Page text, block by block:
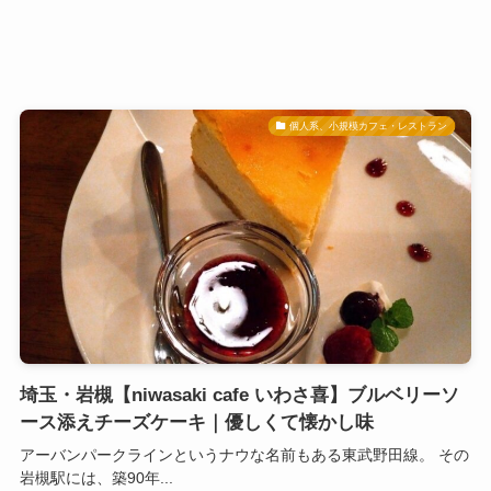
個人系、小規模カフェ・レストラン
埼玉・岩槻【niwasaki cafe いわさ喜】ブルベリーソ
ース添えチーズケーキ｜優しくて懐かし味
アーバンパークラインというナウな名前もある東武野田線。 その
岩槻駅には、築90年...